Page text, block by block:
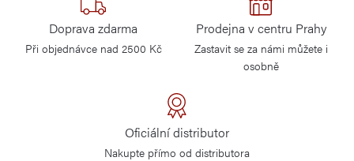
Doprava zdarma
Při objednávce nad 2500 Kč
Prodejna v centru Prahy
Zastavit se za námi můžete i
osobně
Oficiální distributor
Nakupte přímo od distributora